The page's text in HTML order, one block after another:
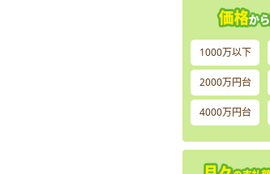
1000万以下
2000万円台
4000万円台